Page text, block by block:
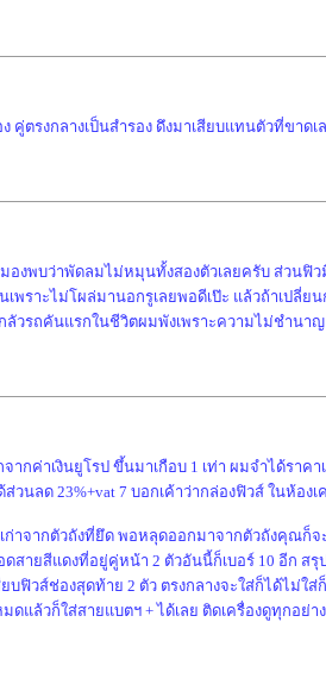
คู่ตรงกลางเป็นสำรอง ดึงมาเสียบแทนตัวที่ขาดเ
มองพบว่าพัดลมไม่หมุนทั้งสองตัวเลยครับ ส่ว
ราะไม่โผล่มานอกรูเลยพอดีเป๊ะ แล้วถ้าเปลี่ย
กลัวรถคันแรกในชีวิตผมพังเพราะความไม่ชำนาญ
กค่าเงินยูโรป ขึ้นมาเกือบ 1 เท่า ผมจำได้ราค
ลด 23%+vat 7 บอกเค้าว่ากล่องฟิวส์ ในห้องเค
าจากตัวถังที่ยึด พอหลุดออกมาจากตัวถังคุณก็
สายสีแดงที่อยู่คู่หน้า 2 ตัวอันนี้ก็เบอร์ 10 อีก
ฟิวส์ช่องสุดท้าย 2 ตัว ตรงกลางจะใส่ก็ได้ไม่ใ
ล้วก็ใส่สายแบตฯ + ได้เลย ติดเครื่องดูทุกอย่า